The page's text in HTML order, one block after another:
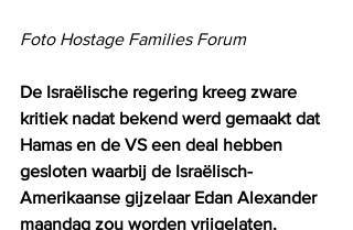
Foto Hostage Families Forum
De Israëlische regering kreeg zware
kritiek nadat bekend werd gemaakt dat
Hamas en de VS een deal hebben
gesloten waarbij de Israëlisch-
Amerikaanse gijzelaar Edan Alexander
maandag zou worden vrijgelaten,